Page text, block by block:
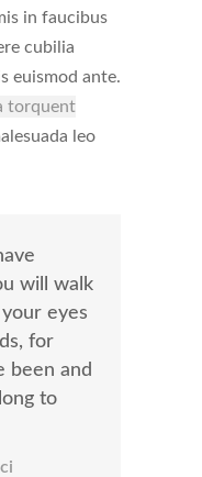
in faucibus
cubilia
euismod ante.
torquent
leo
will walk
eyes
for
been and
to